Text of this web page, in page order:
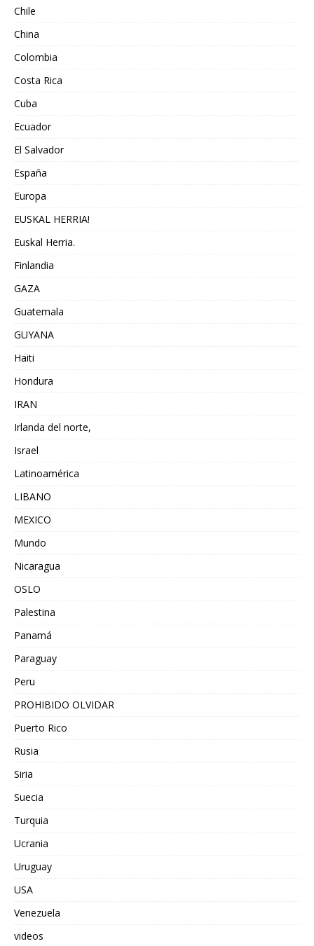
Chile
China
Colombia
Costa Rica
Cuba
Ecuador
El Salvador
España
Europa
EUSKAL HERRIA!
Euskal Herria.
Finlandia
GAZA
Guatemala
GUYANA
Haiti
Hondura
IRAN
Irlanda del norte,
Israel
Latinoamérica
LIBANO
MEXICO
Mundo
Nicaragua
OSLO
Palestina
Panamá
Paraguay
Peru
PROHIBIDO OLVIDAR
Puerto Rico
Rusia
Siria
Suecia
Turquia
Ucrania
Uruguay
USA
Venezuela
videos